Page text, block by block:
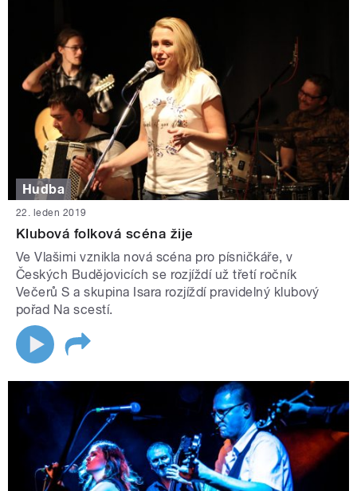
Hudba
22. leden 2019
Klubová folková scéna žije
Ve Vlašimi vznikla nová scéna pro písničkáře, v
Českých Budějovicích se rozjíždí už třetí ročník
Večerů S a skupina Isara rozjíždí pravidelný klubový
pořad Na scestí.